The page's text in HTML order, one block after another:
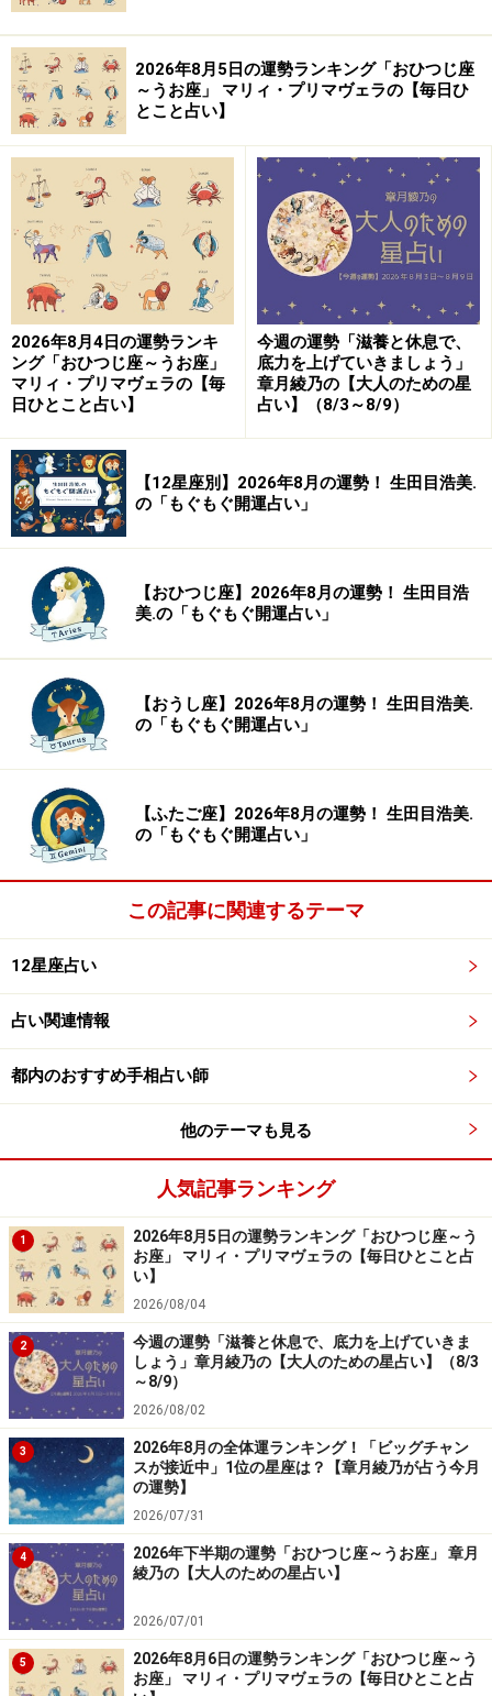
2026年8月5日の運勢ランキング「おひつじ座
～うお座」 マリィ・プリマヴェラの【毎日ひ
とこと占い】
2026年8月4日の運勢ランキ
ング「おひつじ座～うお座」
マリィ・プリマヴェラの【毎
日ひとこと占い】
今週の運勢「滋養と休息で、
底力を上げていきましょう」
章月綾乃の【大人のための星
占い】（8/3～8/9）
【12星座別】2026年8月の運勢！ 生田目浩美.
の「もぐもぐ開運占い」
【おひつじ座】2026年8月の運勢！ 生田目浩
美.の「もぐもぐ開運占い」
【おうし座】2026年8月の運勢！ 生田目浩美.
の「もぐもぐ開運占い」
【ふたご座】2026年8月の運勢！ 生田目浩美.
の「もぐもぐ開運占い」
この記事に関連するテーマ
12星座占い
占い関連情報
都内のおすすめ手相占い師
他のテーマも見る
人気記事ランキング
1
2026年8月5日の運勢ランキング「おひつじ座～う
お座」 マリィ・プリマヴェラの【毎日ひとこと占
い】
2026/08/04
2
今週の運勢「滋養と休息で、底力を上げていきま
しょう」章月綾乃の【大人のための星占い】（8/3
～8/9）
2026/08/02
3
2026年8月の全体運ランキング！「ビッグチャン
スが接近中」1位の星座は？【章月綾乃が占う今月
の運勢】
2026/07/31
4
2026年下半期の運勢「おひつじ座～うお座」 章月
綾乃の【大人のための星占い】
2026/07/01
5
2026年8月6日の運勢ランキング「おひつじ座～う
お座」 マリィ・プリマヴェラの【毎日ひとこと占